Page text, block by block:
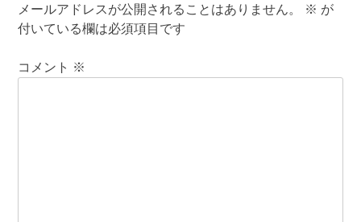
メールアドレスが公開されることはありません。 ※ が
付いている欄は必須項目です
コメント ※